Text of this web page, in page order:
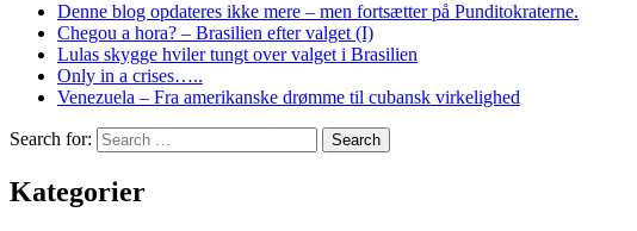
Denne blog opdateres ikke mere – men fortsætter på Punditokraterne.
Chegou a hora? – Brasilien efter valget (I)
Lulas skygge hviler tungt over valget i Brasilien
Only in a crises…..
Venezuela – Fra amerikanske drømme til cubansk virkelighed
Search for:
Kategorier